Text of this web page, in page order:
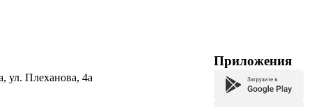
ул. Плеханова, 4а
Приложения